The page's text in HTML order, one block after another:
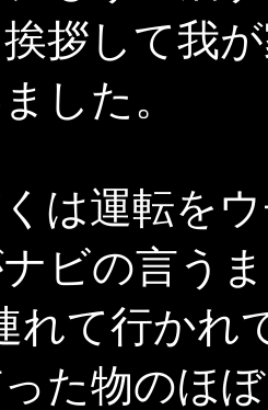
拶して我
した。
は運転を
ビの言う
れて行かれ
た物のほ